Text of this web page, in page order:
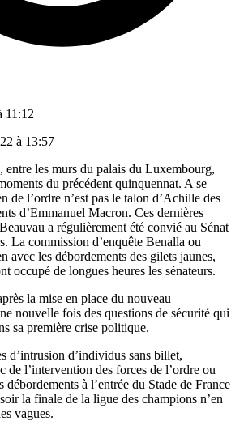
11:12
à 13:57
entre les murs du palais du Luxembourg,
du précédent quinquennat. A se
de l’ordre n’est pas le talon d’Achille des
d’Emmanuel Macron. Ces dernières
a régulièrement été convié au Sénat
La commission d’enquête Benalla ou
avec les débordements des gilets jaunes,
occupé de longues heures les sénateurs.
la mise en place du nouveau
nouvelle fois des questions de sécurité qui
sa première crise politique.
d’intrusion d’individus sans billet,
de l’intervention des forces de l’ordre ou
à l’entrée du Stade de France
la finale de la ligue des champions n’en
vagues.